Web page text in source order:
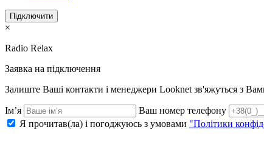
Підключити
×
Radio Relax
Заявка на підключення
Залиште Ваші контакти і менеджери Looknet зв'яжуться з
Ім’я Ваш номер телефону
Я прочитав(ла) і погоджуюсь з умовами "Політики